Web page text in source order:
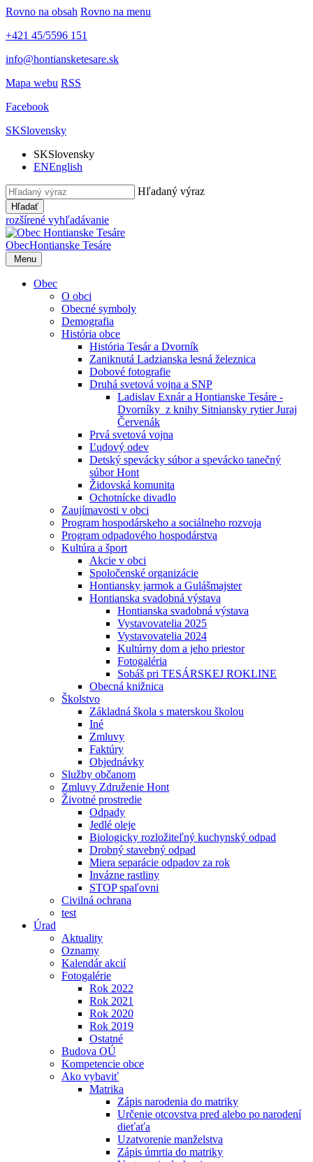
Rovno na obsah Rovno na menu
+421 45/5596 151
info@hontiansketesare.sk
Mapa webu RSS
Facebook
SKSlovensky
SKSlovensky
ENEnglish
Hľadaný výraz
Hľadať
rozšírené vyhľadávanie
ObecHontianske Tesáre
Menu
Obec
O obci
Obecné symboly
Demografia
História obce
História Tesár a Dvorník
Zaniknutá Ladzianska lesná železnica
Dobové fotografie
Druhá svetová vojna a SNP
Ladislav Exnár a Hontianske Tesáre -
Dvorníky z knihy Sitniansky rytier Juraj
Červenák
Prvá svetová vojna
Ľudový odev
Detský spevácky súbor a spevácko tanečný
súbor Hont
Židovská komunita
Ochotnícke divadlo
Zaujímavosti v obci
Program hospodárskeho a sociálneho rozvoja
Program odpadového hospodárstva
Kultúra a šport
Akcie v obci
Spoločenské organizácie
Hontiansky jarmok a Gulášmajster
Hontianska svadobná výstava
Hontianska svadobná výstava
Vystavovatelia 2025
Vystavovatelia 2024
Kultúrny dom a jeho priestor
Fotogaléria
Sobáš pri TESÁRSKEJ ROKLINE
Obecná knižnica
Školstvo
Základná škola s materskou školou
Iné
Zmluvy
Faktúry
Objednávky
Služby občanom
Zmluvy Združenie Hont
Životné prostredie
Odpady
Jedlé oleje
Biologicky rozložiteľný kuchynský odpad
Drobný stavebný odpad
Miera separácie odpadov za rok
Invázne rastliny
STOP spaľovni
Civilná ochrana
test
Úrad
Aktuality
Oznamy
Kalendár akcií
Fotogalérie
Rok 2022
Rok 2021
Rok 2020
Rok 2019
Ostatné
Budova OÚ
Kompetencie obce
Ako vybaviť
Matrika
Zápis narodenia do matriky
Určenie otcovstva pred alebo po narodení
dieťaťa
Uzatvorenie manželstva
Zápis úmrtia do matriky